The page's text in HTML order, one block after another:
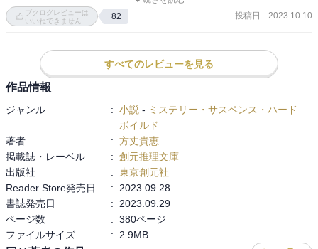
あの時も　理解したいのだけれど自分の能力が追いつかず、観終わ
作家さんたちの　想像能力に感嘆です。
品ですが、鍵となるのが小さな砂時計。主人公の加茂は竜泉家の末
裔にあたる妻の伶奈の容態が回復せずに悩む中、突如掛かってきた
で起きる「死野の惨劇」を食い止め、「竜泉家の呪い」を解くこと
が伶奈の未来を救えると加茂は意気込むのだが…。
はなく、次回作の余韻ありで楽しめました。単行本で既刊の続編も
来年1月と5月に文庫化とのことで、また竜泉家の謎を楽しもうと思
います♪
ブクログレビューは
いいねできません
82 投稿日 : 2023.10.10
すべてのレビューを見る
作品情報
ジャンル : 小説 - ミステリー・サスペンス・ハード
ボイルド
著者
: 方丈貴恵
掲載誌・レーベル
: 創元推理文庫
出版社
: 東京創元社
Reader Store発売日
:
2023.09.28
書誌発売日
:
2023.09.29
ページ数
: 380ページ
ファイルサイズ
: 2.9MB